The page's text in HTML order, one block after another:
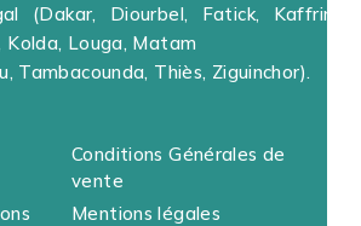
(Dakar, Diourbel, Fatick, Kaffrine,
Kolda, Louga, Matam
Tambacounda, Thiès, Ziguinchor).
Conditions Générales de
vente
Mentions légales